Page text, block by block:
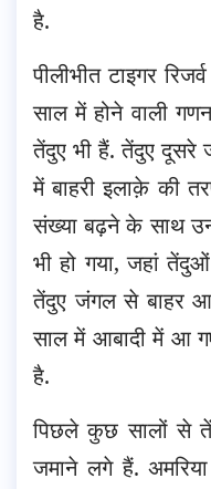
है.
पीलीभीत टाइगर
साल में होने वाली
तेंदुए भी हैं. तेंदुए
में बाहरी इलाक़े की
संख्या बढ़ने के साथ
भी हो गया, जहां
तेंदुए जंगल से बाहर
साल में आबादी में आ
है.
पिछले कुछ सालों से
जमाने लगे हैं.